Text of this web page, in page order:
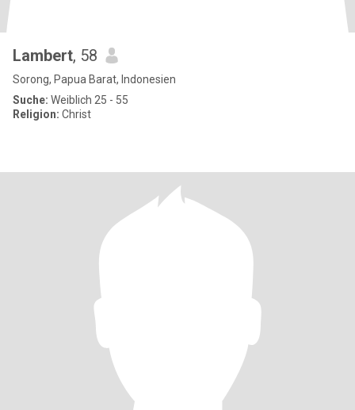
Lambert, 58
Sorong, Papua Barat, Indonesien
Suche: Weiblich 25 - 55
Religion: Christ